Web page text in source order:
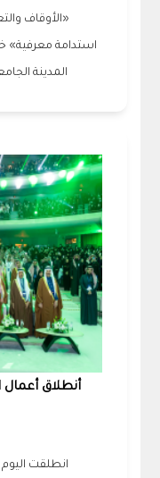
«الأوقاف
المدينة
أنطلاق أعمال
انطلقت اليوم